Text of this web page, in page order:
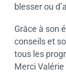
blesser ou
Grâce à son
conseils et
tous les
Merci Valérie